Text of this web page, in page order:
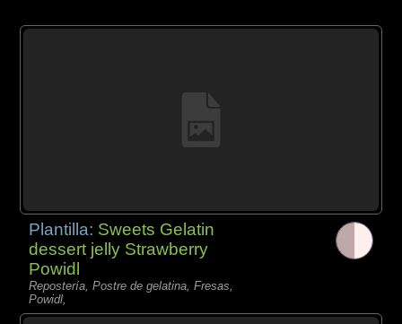
Plantilla: Sweets Gelatin
dessert jelly Strawberry
Powidl
Repostería, Postre de gelatina, Fresas,
Powidl,